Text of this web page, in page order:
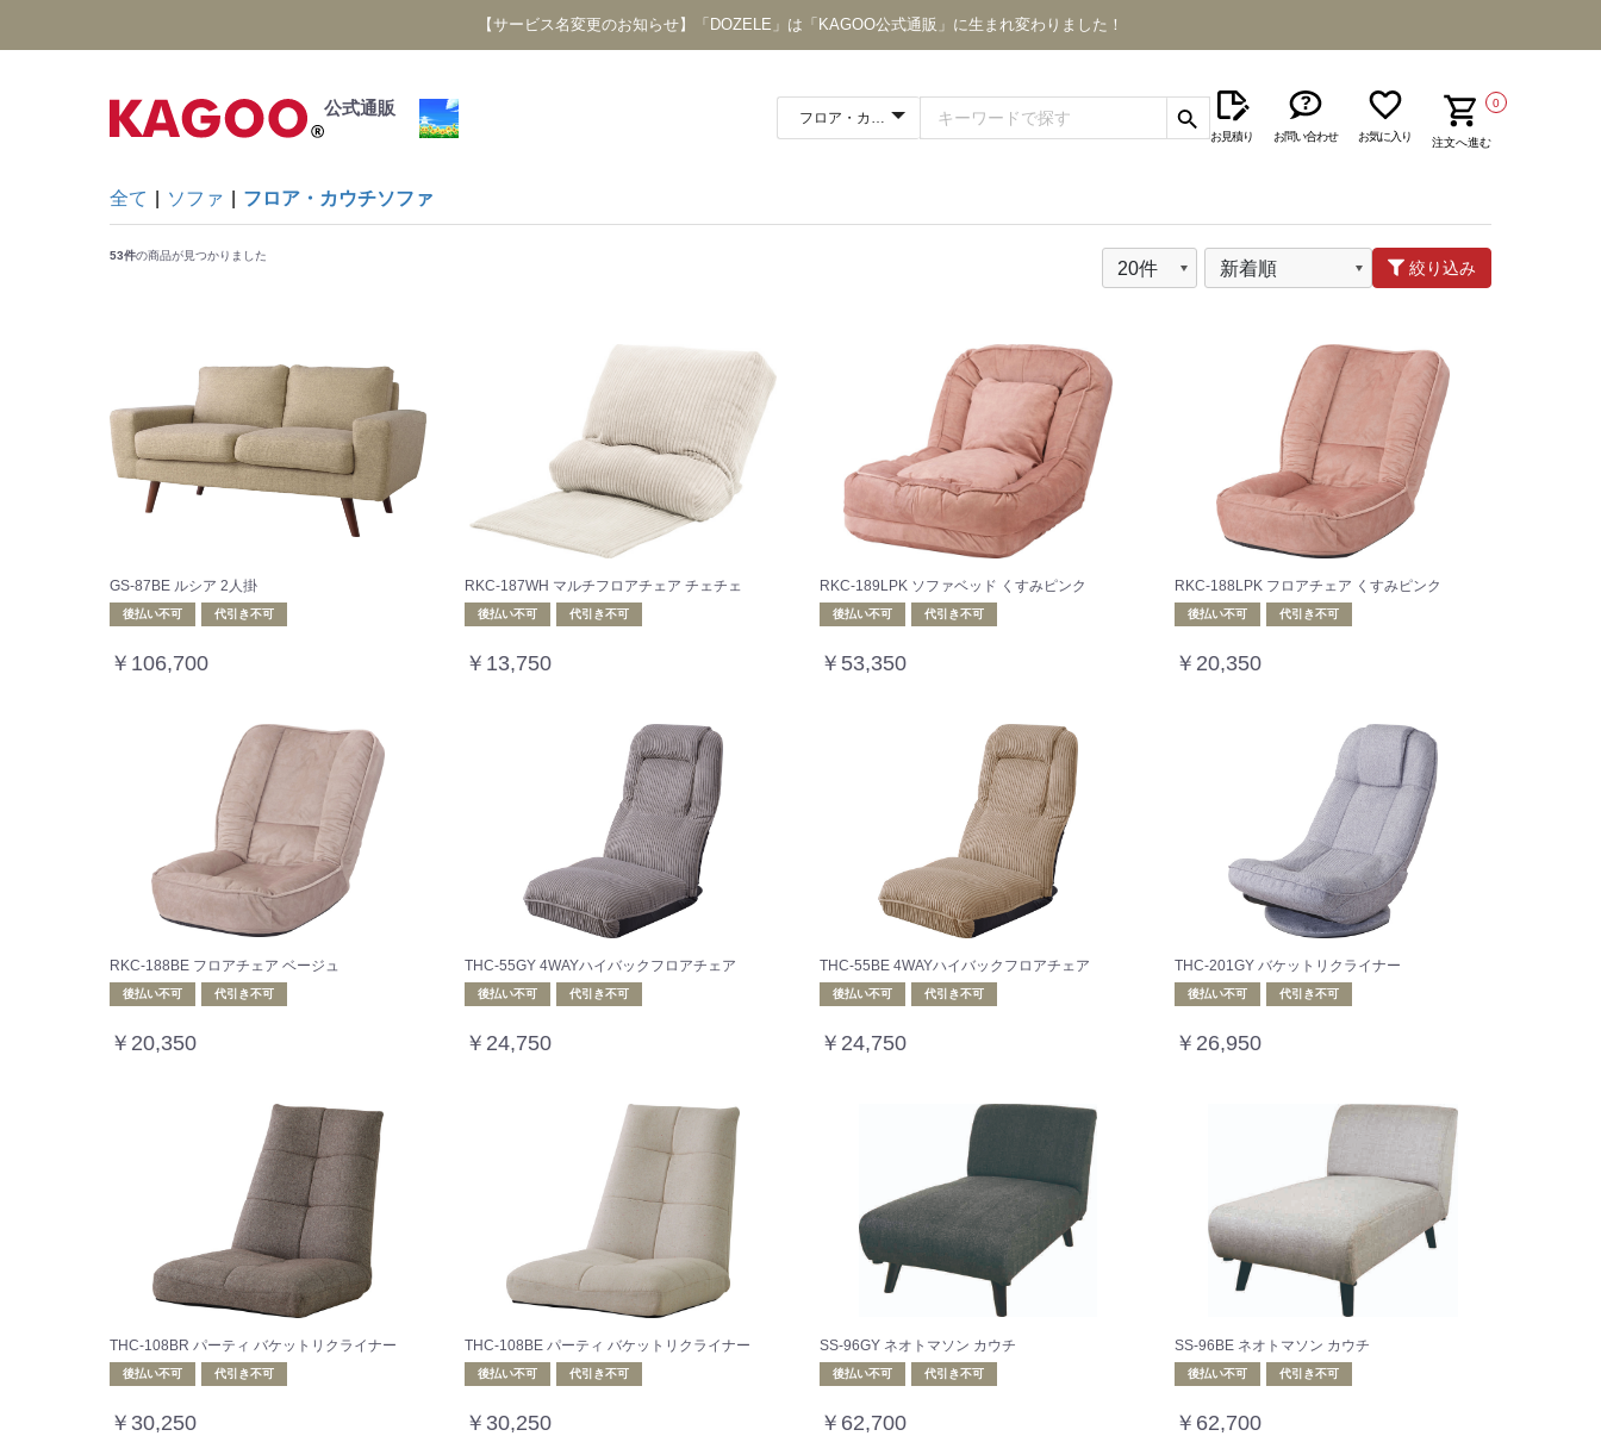
【サービス名変更のお知らせ】「DOZELE」は「KAGOO公式通販」に生まれ変わりました！
公式通販
お見積り お問い合わせ お気に入り
0
注文へ進む
全て ソファ フロア・カウチソファ
53件の商品が見つかりました
絞り込み
GS-87BE ルシア 2人掛
後払い不可 代引き不可
￥106,700
RKC-187WH マルチフロアチェア チェチェ
後払い不可 代引き不可
￥13,750
RKC-189LPK ソファベッド くすみピンク
後払い不可 代引き不可
￥53,350
RKC-188LPK フロアチェア くすみピンク
後払い不可 代引き不可
￥20,350
RKC-188BE フロアチェア ベージュ
後払い不可 代引き不可
￥20,350
THC-55GY 4WAYハイバックフロアチェア
後払い不可 代引き不可
￥24,750
THC-55BE 4WAYハイバックフロアチェア
後払い不可 代引き不可
￥24,750
THC-201GY バケットリクライナー
後払い不可 代引き不可
￥26,950
THC-108BR パーティ バケットリクライナー
後払い不可 代引き不可
￥30,250
THC-108BE パーティ バケットリクライナー
後払い不可 代引き不可
￥30,250
SS-96GY ネオトマソン カウチ
後払い不可 代引き不可
￥62,700
SS-96BE ネオトマソン カウチ
後払い不可 代引き不可
￥62,700